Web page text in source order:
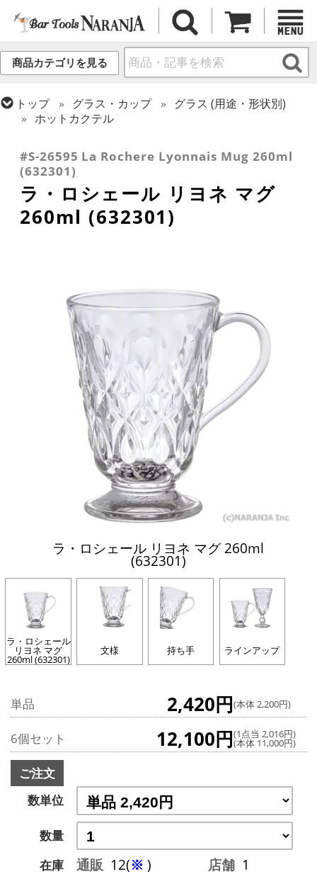
商品カテゴリを見る
トップ グラス・カップ
グラス (用途・形状別)
ホットカクテル
ラ・ロシェール
#S-26595 La Rochere Lyonnais Mug 260ml
(632301)
ラ・ロシェール リヨネ マグ
260ml (632301)
ラ・ロシェール リヨネ マグ 260ml
(632301)
ラ・ロシェール
リヨネ マグ
260ml (632301)
文様 持ち手 ラインアップ
単品 2,420円(本体 2,200円)
6個セット 12,100円(1点当 2,016円)
(本体 11,000円)
ご注文
数単位
数量
在庫
通販 12(※ ) 店舗 1